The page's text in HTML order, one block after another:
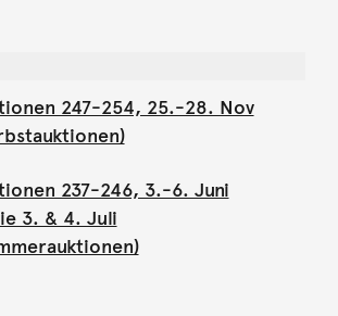
247-254, 25.-28. Nov
237-246, 3.-6. Juni
3. & 4. Juli